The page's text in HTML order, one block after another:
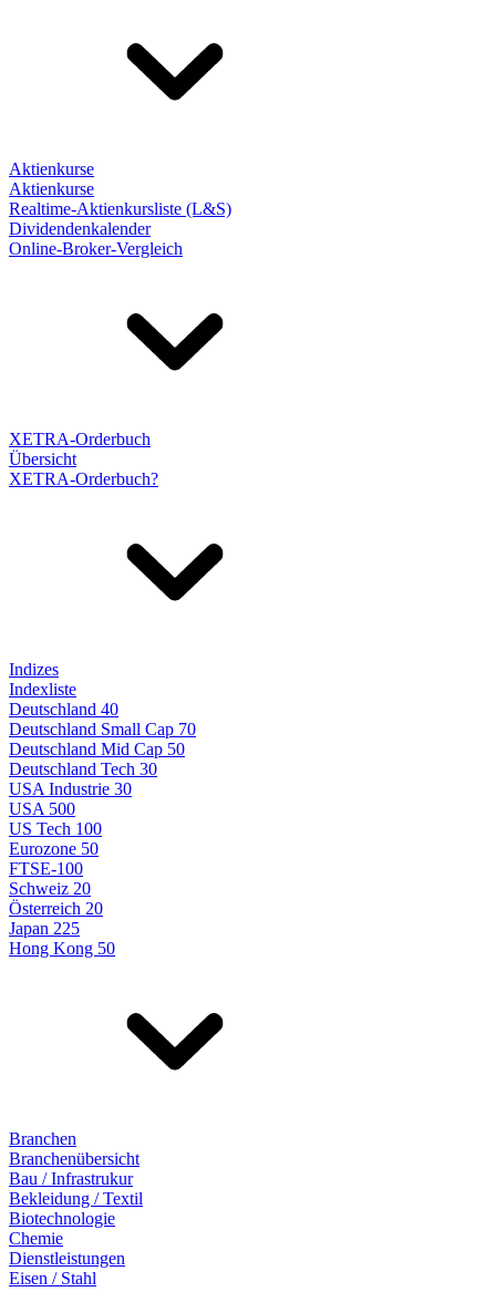
Aktienkurse
Aktienkurse
Realtime-Aktienkursliste (L&S)
Dividendenkalender
Online-Broker-Vergleich
XETRA-Orderbuch
Übersicht
XETRA-Orderbuch?
Indizes
Indexliste
Deutschland 40
Deutschland Small Cap 70
Deutschland Mid Cap 50
Deutschland Tech 30
USA Industrie 30
USA 500
US Tech 100
Eurozone 50
FTSE-100
Schweiz 20
Österreich 20
Japan 225
Hong Kong 50
Branchen
Branchenübersicht
Bau / Infrastrukur
Bekleidung / Textil
Biotechnologie
Chemie
Dienstleistungen
Eisen / Stahl